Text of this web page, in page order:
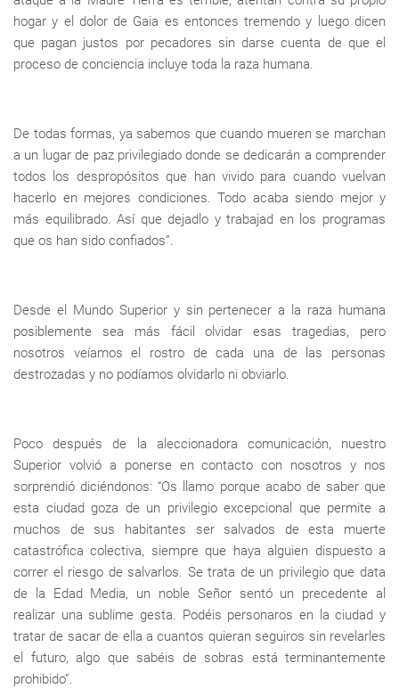
hogar y el dolor de Gaia es entonces tremendo y luego dicen
que pagan justos por pecadores sin darse cuenta de que el
proceso de conciencia incluye toda la raza humana.
De todas formas, ya sabemos que cuando mueren se marchan
a un lugar de paz privilegiado donde se dedicarán a comprender
todos los despropósitos que han vivido para cuando vuelvan
hacerlo en mejores condiciones. Todo acaba siendo mejor y
más equilibrado. Así que dejadlo y trabajad en los programas
que os han sido confiados”.
Desde el Mundo Superior y sin pertenecer a la raza humana
posiblemente sea más fácil olvidar esas tragedias, pero
nosotros veíamos el rostro de cada una de las personas
destrozadas y no podíamos olvidarlo ni obviarlo.
Poco después de la aleccionadora comunicación, nuestro
Superior volvió a ponerse en contacto con nosotros y nos
sorprendió diciéndonos: “Os llamo porque acabo de saber que
esta ciudad goza de un privilegio excepcional que permite a
muchos de sus habitantes ser salvados de esta muerte
catastrófica colectiva, siempre que haya alguien dispuesto a
correr el riesgo de salvarlos. Se trata de un privilegio que data
de la Edad Media, un noble Señor sentó un precedente al
realizar una sublime gesta. Podéis personaros en la ciudad y
tratar de sacar de ella a cuantos quieran seguiros sin revelarles
el futuro, algo que sabéis de sobras está terminantemente
prohibido”.